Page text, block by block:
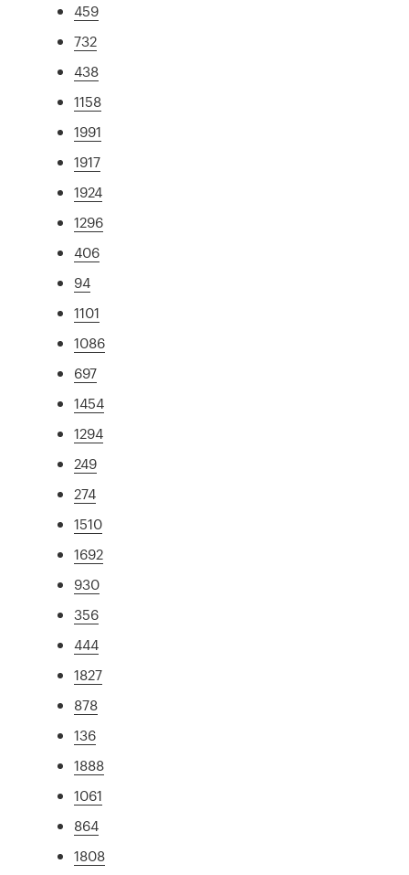
459
732
438
1158
1991
1917
1924
1296
406
94
1101
1086
697
1454
1294
249
274
1510
1692
930
356
444
1827
878
136
1888
1061
864
1808